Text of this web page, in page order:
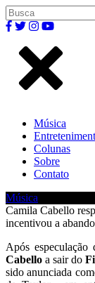
Música
Colunas
Sobre
Contato
Música
Camila Cabello
incentivou a
Após especulação
Cabello a sair do
sido anunciada